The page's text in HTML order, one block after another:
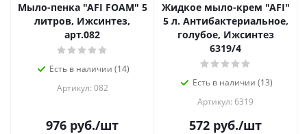
Мыло-пенка "AFI FOAM" 5
литров, Ижсинтез,
арт.082
Есть в наличии (14)
Артикул: 082
976 руб./шт
Жидкое мыло-крем "AFI"
5 л. Антибактериальное,
голубое, Ижсинтез
6319/4
Есть в наличии (13)
Артикул: 6319
572 руб./шт